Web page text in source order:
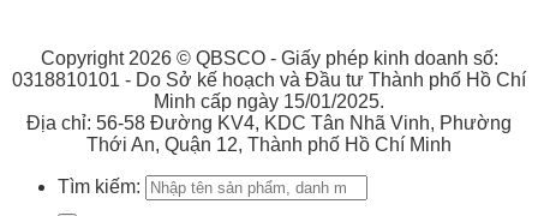
Copyright 2026 © QBSCO - Giấy phép kinh doanh số:
0318810101 - Do Sở kế hoạch và Đầu tư Thành phố Hồ Chí
Minh cấp ngày 15/01/2025.
Địa chỉ: 56-58 Đường KV4, KDC Tân Nhã Vinh, Phường
Thới An, Quận 12, Thành phố Hồ Chí Minh
Tìm kiếm: